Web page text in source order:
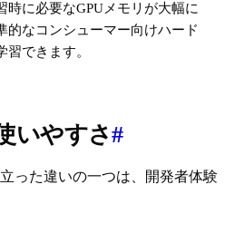
時に必要なGPUメモリが大幅に
的なコンシューマー向けハード
できます。
いやすさ#
った違いの一つは、開発者体験